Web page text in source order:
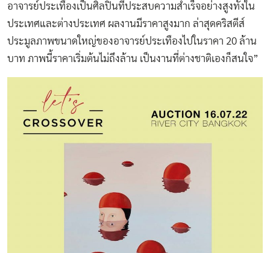
อาจารย์ประเทืองเป็นศิลปินที่ประสบความสำเร็จอย่างสูงทั้งใน
ประเทศและต่างประเทศ ผลงานมีราคาสูงมาก ล่าสุดคริสตีส์
ประมูลภาพขนาดใหญ่ของอาจารย์ประเทืองไปในราคา 20 ล้าน
บาท ภาพนี้ราคาเริ่มต้นไม่ถึงล้าน เป็นงานที่ต่างชาติเองก็สนใจ”